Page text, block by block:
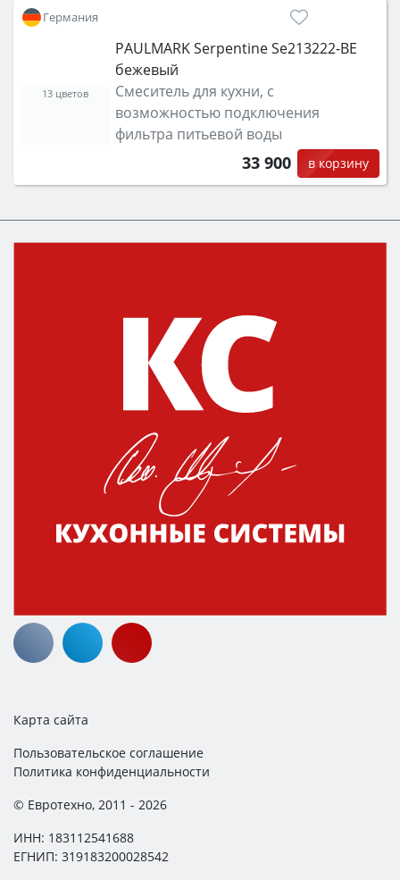
Германия
PAULMARK Serpentine Se213222-BE
бежевый
Смеситель для кухни, с
возможностью подключения
фильтра питьевой воды
33 900 в корзину
13 цветов
Карта сайта
Пользовательское соглашение
Политика конфиденциальности
© Евротехно, 2011 - 2026
ИНН: 183112541688
ЕГНИП: 319183200028542